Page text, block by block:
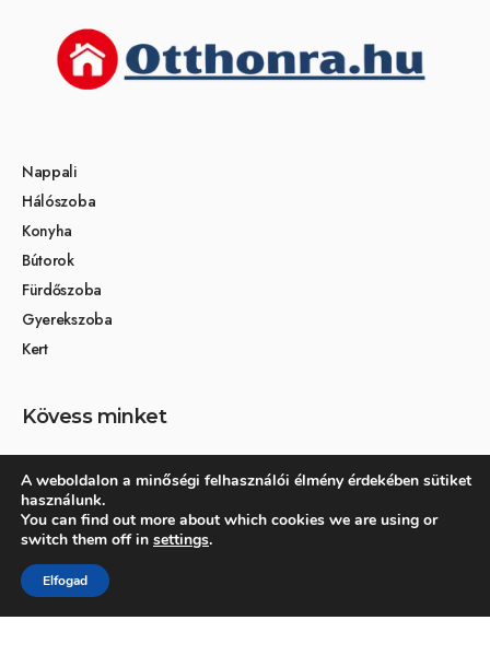
Nappali
Hálószoba
Konyha
Bútorok
Fürdőszoba
Gyerekszoba
Kert
Kövess minket
Társoldalak
Otthon és dekoráció
Kertikék kertmagazin
A weboldalon a minőségi felhasználói élmény érdekében sütiket
használunk.
You can find out more about which cookies we are using or
switch them off in settings.
Elfogad